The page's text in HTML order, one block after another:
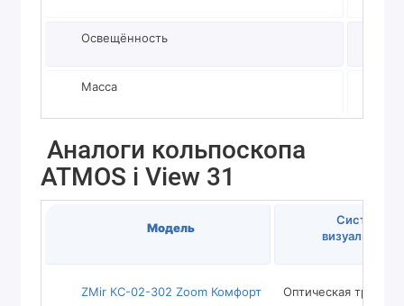
Освещённость
Масса
Аналоги кольпоскопа
ATMOS i View 31
Модель
Система
визуализации
ZMir КС-02-302 Zoom Комфорт Оптическая